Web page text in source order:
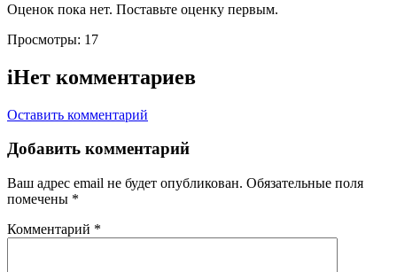
Оценок пока нет. Поставьте оценку первым.
Просмотры: 17
iНет комментариев
Оставить комментарий
Добавить комментарий
Ваш адрес email не будет опубликован. Обязательные поля
помечены *
Комментарий *